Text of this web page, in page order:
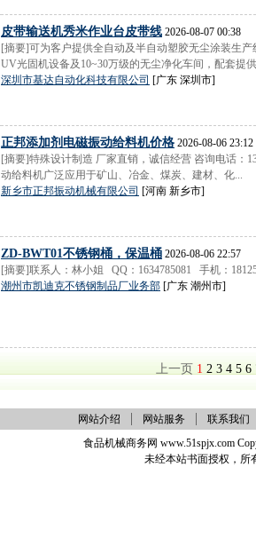
皮带输送机秀米作业台皮带线 2026-08-07 00:38
[摘要]可为客户提供全自动及半自动塑胶无尘涂装生
UV光固机设备及10~30万级的无尘净化车间，配套提
深圳市基达自动化科技有限公司 [广东 深圳市]
正邦添加剂电磁振动给料机价格 2026-08-06 23:12
[摘要]特殊设计制造 厂家直销，诚信经营 咨询电话：
动给料机广泛应用于矿山、冶金、煤炭、建材、化...
新乡市正邦振动机械有限公司 [河南 新乡市]
ZD-BWT01不锈钢桶，保温桶 2026-08-06 22:57
[摘要]联系人：林小姐 QQ：1634785081 手机：
潮州市凯迪克不锈钢制品厂业务部 [广东 潮州市]
上一页 1 2 3 4 5 6
网站介绍 网站服务
联系我们
食品机械商务网 www.51spjx.com
未经本站书面授权，所